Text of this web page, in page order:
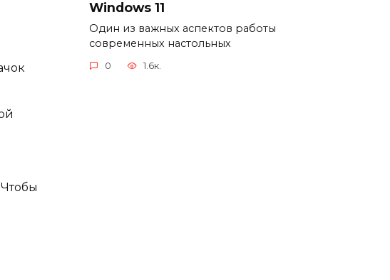
Windows 11
Один из важных аспектов работы
современных настольных
0 1.6к.